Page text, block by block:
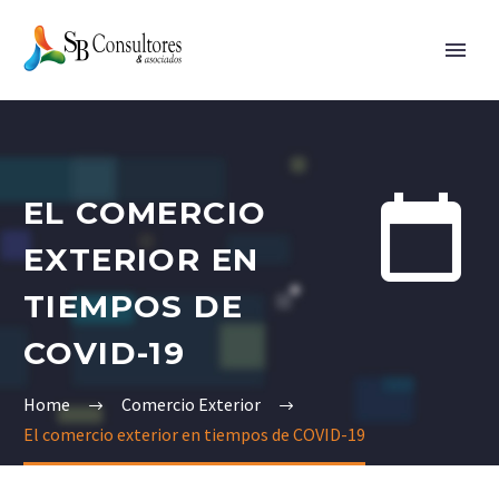


EL COMERCIO
EXTERIOR EN
TIEMPOS DE
COVID-19
Home
Comercio Exterior
El comercio exterior en tiempos de COVID-19